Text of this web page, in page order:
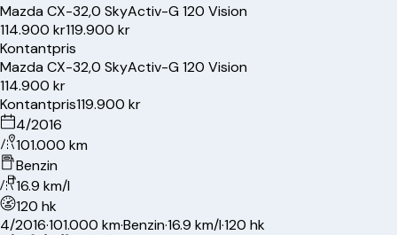
MazdaCX-32,0 SkyActiv-G 120 Vision
114.900 kr119.900 kr
Kontantpris
MazdaCX-32,0 SkyActiv-G 120 Vision
114.900 kr
Kontantpris119.900 kr
4/2016
101.000 km
Benzin
16.9 km/l
120 hk
4/2016·101.000 km·Benzin·16.9 km/l·120 hk